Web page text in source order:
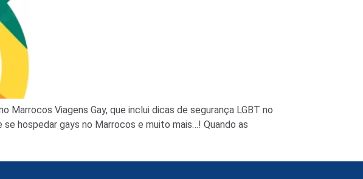
Marrocos Viagens Gay, que inclui dicas de segurança LGBT no
hospedar gays no Marrocos e muito mais…! Quando as